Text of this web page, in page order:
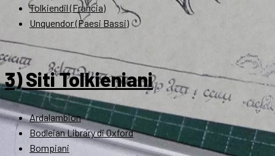
Tolkiendil (Francia)
Unquendor (Paesi Bassi)
3) Siti Tolkieniani
Ardalambion
Bodleian Library di Oxford
Bompiani